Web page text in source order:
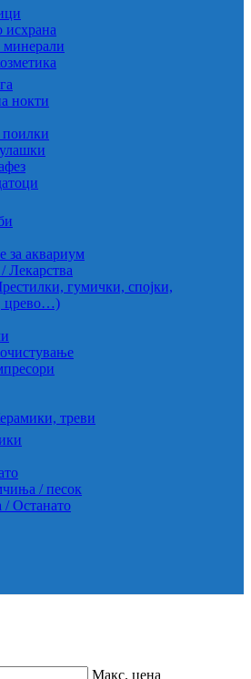
исхрана
нокти
за аквариум
Лекарства
гумички, спојки,
црево…)
треви
/ песок
/ Останато
Макс. цена